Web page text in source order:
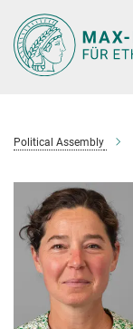
Hauptinhalt
Political Assembly